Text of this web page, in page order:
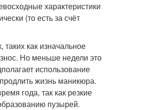
характеристики
(то есть за счёт
как изначальное
Но меньше недели это
использование
жизнь маникюра.
года, так как резкие
пузырей.